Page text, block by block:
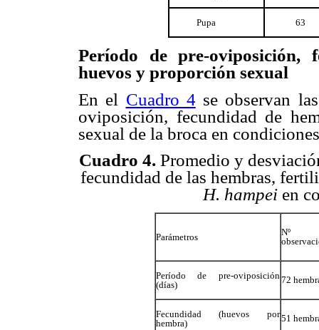
Pupa 63
Período de pre-oviposición,
huevos y proporción sexual
En el Cuadro 4se observan
oviposición, fecundidad de
sexual de la broca en
Cuadro 4. Promedio y
fecundidad de las hembras,
H. hampei en
Parámetros
Nº
Período de pre-oviposición
(días)
72
Fecundidad (huevos por
hembra)
51